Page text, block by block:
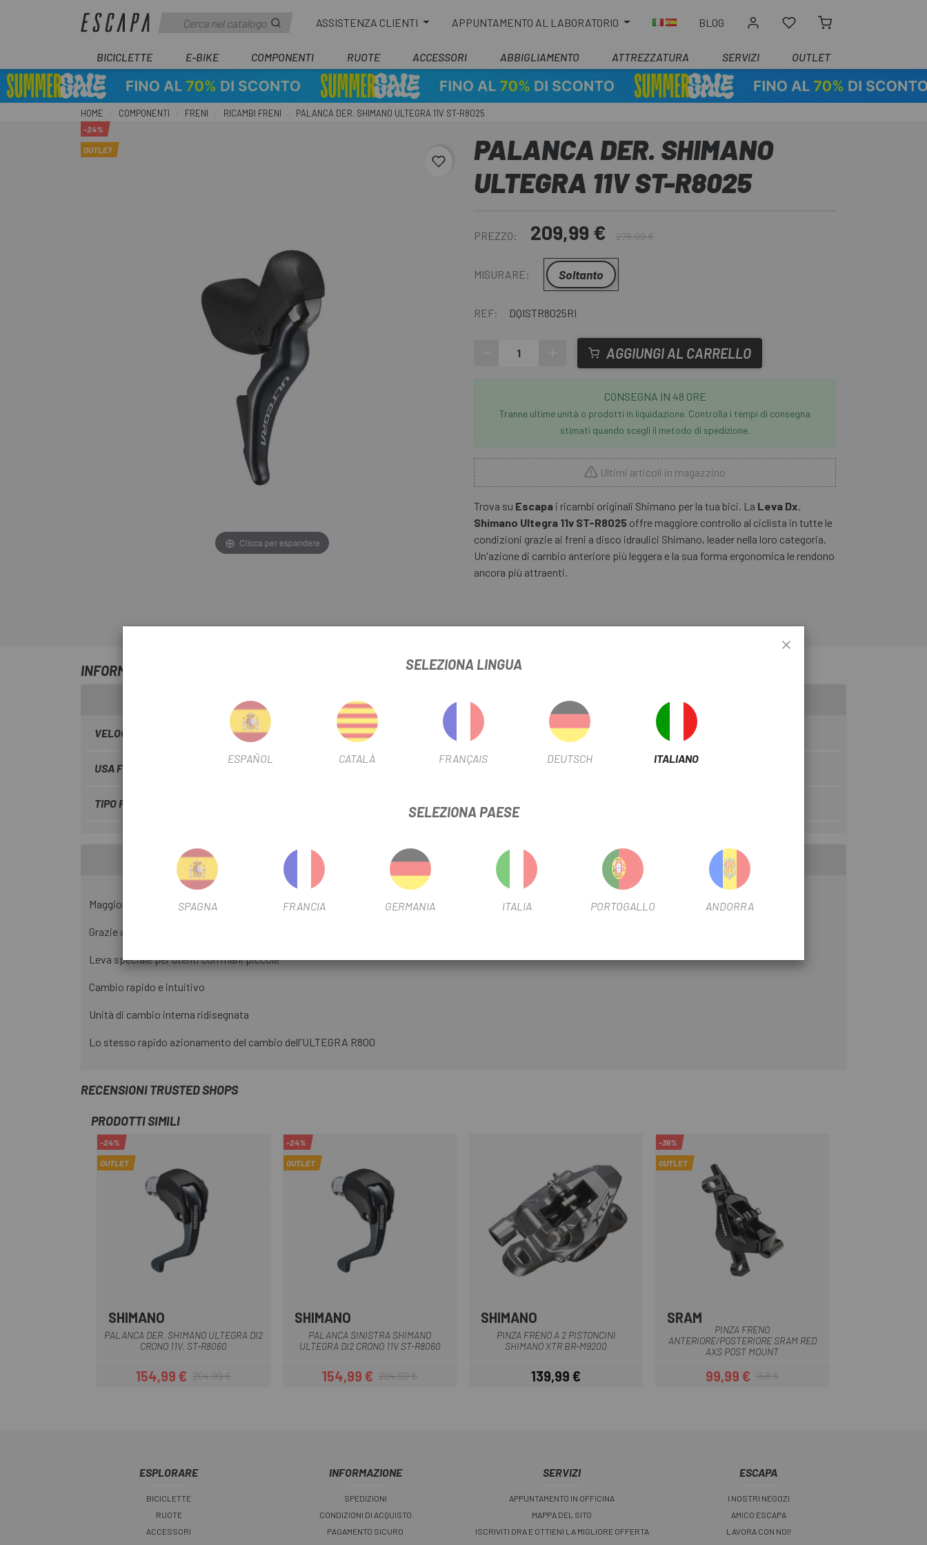
ASSISTENZA CLIENTI APPUNTAMENTO AL LABORATORIO BLOG
BICICLETTE E-BIKE COMPONENTI RUOTE ACCESSORI ABBIGLIAMENTO ATTREZZATURA SERVIZI OUTLET
HOME COMPONENTI FRENI RICAMBI FRENI PALANCA DER. SHIMANO ULTEGRA 11V ST-R8025
favorite_border
-24%
OUTLET
Clicca per espandere
PALANCA DER. SHIMANO
ULTEGRA 11V ST-R8025
PREZZO: 209,99 € 278,99 €
MISURARE: Soltanto
REF: DQISTR8025RI
AGGIUNGI AL CARRELLO
CONSEGNA IN 48 ORE
Tranne ultime unità o prodotti in liquidazione. Controlla i tempi di consegna
stimati quando scegli il metodo di spedizione.
Ultimi articoli in magazzino
Trova su Escapa i ricambi originali Shimano per la tua bici. La Leva Dx.
Shimano Ultegra 11v ST-R8025 offre maggiore controllo al ciclista in tutte le
condizioni grazie ai freni a disco idraulici Shimano, leader nella loro categoria.
Un'azione di cambio anteriore più leggera e la sua forma ergonomica le rendono
ancora più attraenti.
INFORMAZIONI SU PALANCA DER. SHIMANO ULTEGRA 11V ST-R8025
SCHEDA PRODOTTO
VELOCITÀ FILTRO STAGIONALE 2020
USA FILTRO
TIPO FILTRO DI TRASMISSIONE
INFORMAZIONI SUL PRODOTTO
Maggiore controllo in qualsiasi condizione per ciclisti con mani più piccole
Grazie alle dimensioni ridotte e alla nuova posizione della leva, migliora l'ergonomia
Leva speciale per utenti con mani piccole
Cambio rapido e intuitivo
Unità di cambio interna ridisegnata
Lo stesso rapido azionamento del cambio dell'ULTEGRA R800
RECENSIONI TRUSTED SHOPS
PRODOTTI SIMILI
-24%
OUTLET
SHIMANO
PALANCA DER. SHIMANO ULTEGRA DI2
CRONO 11V. ST-R8060
Prezzo
154,99 €Prezzo base
204,99 €
-24%
OUTLET
SHIMANO
PALANCA SINISTRA SHIMANO
ULTEGRA DI2 CRONO 11V ST-R8060
Prezzo
154,99 €Prezzo base
204,99 €
SHIMANO
PINZA FRENO A 2 PISTONCINI
SHIMANO XTR BR-M9200
Prezzo
139,99 €
-36%
OUTLET
SRAM
PINZA FRENO
ANTERIORE/POSTERIORE SRAM RED
AXS POST MOUNT
Prezzo
99,99 €Prezzo base
158 €
ESPLORARE
BICICLETTE
RUOTE
ACCESSORI
INFORMAZIONE
SPEDIZIONI
CONDIZIONI DI ACQUISTO
PAGAMENTO SICURO
SERVIZI
APPUNTAMENTO IN OFFICINA
MAPPA DEL SITO
ISCRIVITI ORA E OTTIENI LA MIGLIORE OFFERTA
ESCAPA
I NOSTRI NEGOZI
AMICO ESCAPA
LAVORA CON NOI!
SELEZIONA LINGUA
ESPAÑOL CATALÀ FRANÇAIS DEUTSCH ITALIANO
SELEZIONA PAESE
SPAGNA FRANCIA GERMANIA ITALIA PORTOGALLO ANDORRA